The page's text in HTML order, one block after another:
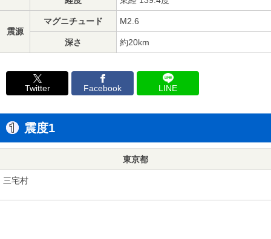
震源
マグニチュード M2.6
深さ 約20km
Twitter Facebook LINE
震度1
東京都
三宅村